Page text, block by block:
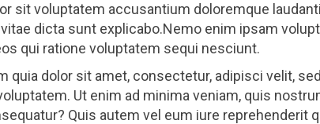
sit voluptatem accusantium doloremque
dicta sunt explicabo.Nemo enim ipsam
qui ratione voluptatem sequi nesciunt.
quia dolor sit amet, consectetur, adipisci velit,
Ut enim ad minima veniam, quis
Quis autem vel eum iure reprehenderit